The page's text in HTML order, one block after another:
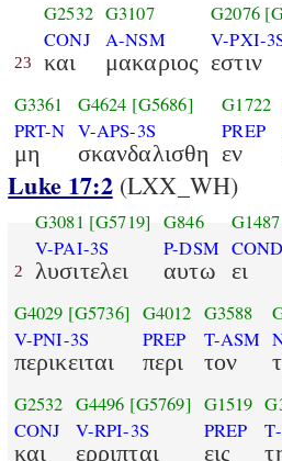
23
G2532
CONJ
και
G3107
A-NSM
μακαριος
G2076
V-PXI-
εστιν
G3361
PRT-N
μη
G4624 [G5686]
V-APS-3S
σκανδαλισθη
G1722
PREP
εν
Luke 17:2(LXX_WH)
2
G3081 [G5719]
V-PAI-3S
λυσιτελει
G846
P-DSM
αυτω
G1487
COND
ει
G4029 [G5736]
V-PNI-3S
περικειται
G4012
PREP
περι
G3588
T-ASM
τον
G2532
CONJ
και
G4496 [G5769]
V-RPI-3S
ερριπται
G1519
PREP
εις